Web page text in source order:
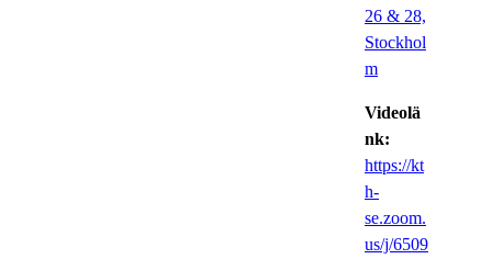
26 & 28,
Stockhol
m
Videolä
nk:
https://kt
h-
se.zoom.
us/j/6509